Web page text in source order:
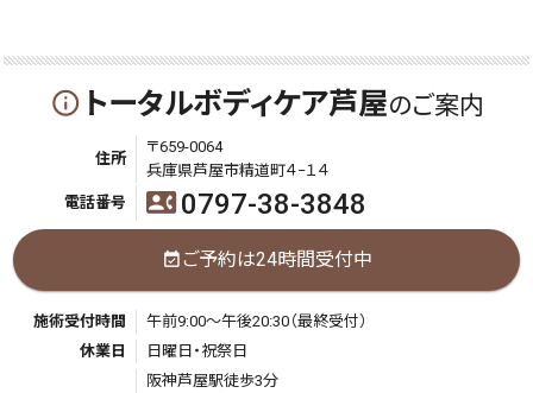
info_outline トータルボディケア芦屋のご案内
住所
〒659-0064
兵庫県芦屋市精道町４−１４
電話番号
contact_phone 0797-38-3848
event_available ご予約は24時間受付中
施術受付時間
午前9:00～午後20:30（最終受付）
休業日
日曜日・祝祭日
阪神芦屋駅徒歩3分